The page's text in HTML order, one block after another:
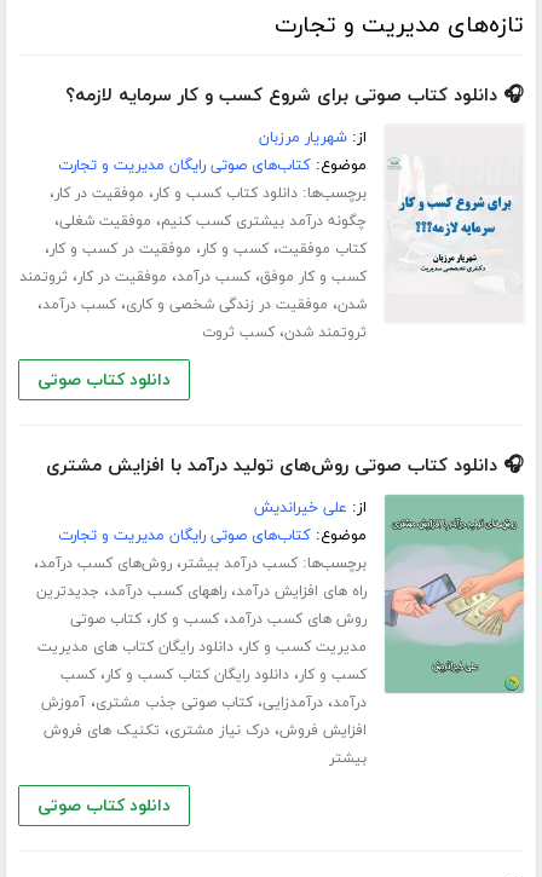
تازه‌های مدیریت و تجارت
🎧 دانلود کتاب صوتی برای شروع کسب و کار سرمایه لازمه؟
از:شهریار مرزبان
موضوع:کتاب‌های صوتی رایگان مدیریت و تجارت
برچسب‌ها:دانلود کتاب کسب و کار، موفقیت در کار،
چگونه درآمد بیشتری کسب کنیم، موفقیت شغلی،
کتاب موفقیت،کسب و کار، موفقیت در کسب و کار،
کسب و کار موفق،کسب درآمد، موفقیت در کار، ثروتمند
شدن، موفقیت در زندگی شخصی و کاری،کسب درآمد،
ثروتمند شدن،کسب ثروت
دانلود کتاب صوتی
🎧 دانلود کتاب صوتی روش‌های تولید درآمد با افزایش مشتری
از: علی خیراندیش
موضوع:کتاب‌های صوتی رایگان مدیریت و تجارت
برچسب‌ها:کسب درآمد بیشتر،روش‌های کسب درآمد،
راه های افزایش درآمد،راههای کسب درآمد، جدیدترین
روش های کسب درآمد،کسب و کار،کتاب صوتی
مدیریت کسب و کار،دانلود رایگان کتاب های مدیریت
کسب و کار،دانلود رایگان کتاب کسب و کار،کسب
درآمد،درآمدزایی،کتاب صوتی جذب مشتری،آموزش
افزایش فروش،درک نیاز مشتری، تکنیک های فروش
بیشتر
دانلود کتاب صوتی